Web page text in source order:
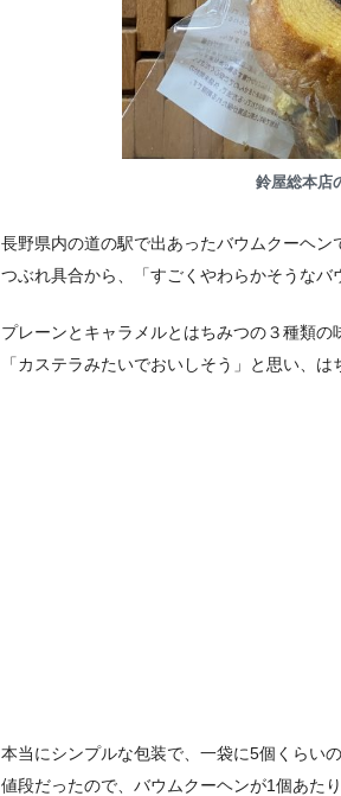
鈴屋総本店
長野県内の道の駅で出あったバウムクーヘ
つぶれ具合から、「すごくやわらかそうなバ
プレーンとキャラメルとはちみつの３種類
「カステラみたいでおいしそう」と思い、は
本当にシンプルな包装で、一袋に5個くらい
値段だったので、バウムクーヘンが1個あた